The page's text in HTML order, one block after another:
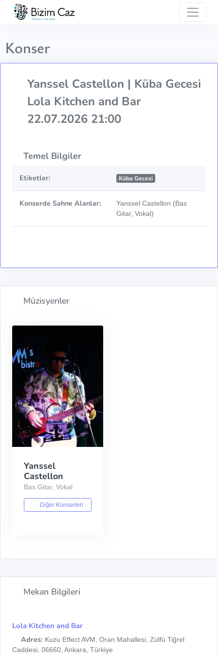
Konser
Yanssel Castellon | Küba Gecesi
Lola Kitchen and Bar
22.07.2026 21:00
Temel Bilgiler
Etiketler: Küba Gecesi
Konserde Sahne Alanlar:
Yanssel Castellon (Bas
Gitar, Vokal)
Müzisyenler
Yanssel
Castellon
Bas Gitar, Vokal
Diğer Konserleri
Mekan Bilgileri
Lola Kitchen and Bar
Adres: Kuzu Effect AVM, Oran Mahallesi, Zülfü Tiğrel
Caddesi, 06660, Ankara, Türkiye